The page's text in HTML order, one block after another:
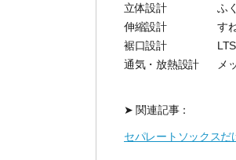
立体設計
ふ
伸縮設計
す
裾口設計
通気・放熱設計
メ
➤ 関連記事：
セパレートソックス